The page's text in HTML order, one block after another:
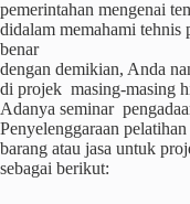
pemerintahan mengenai
didalam memahami tehnis
benar
dengan demikian, Anda
di projek masing-masing
Adanya seminar
Penyelenggaraan
barang atau jasa untuk
sebagai berikut: